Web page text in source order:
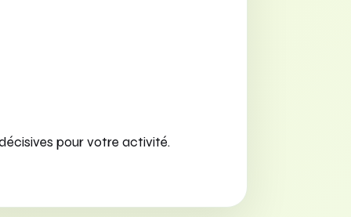
pour votre activité.